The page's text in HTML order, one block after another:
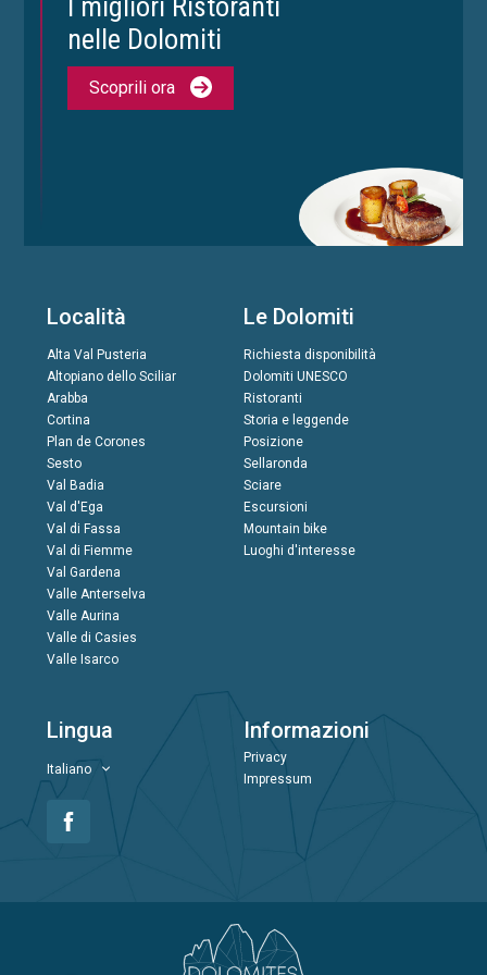
nelle Dolomiti
Scoprili ora
Località
Alta Val Pusteria
Altopiano dello Sciliar
Arabba
Cortina
Plan de Corones
Sesto
Val Badia
Val d'Ega
Val di Fassa
Val di Fiemme
Val Gardena
Valle Anterselva
Valle Aurina
Valle di Casies
Valle Isarco
Le Dolomiti
Richiesta disponibilità
Dolomiti UNESCO
Ristoranti
Storia e leggende
Posizione
Sellaronda
Sciare
Escursioni
Mountain bike
Luoghi d'interesse
Lingua
Italiano
Informazioni
Privacy
Impressum